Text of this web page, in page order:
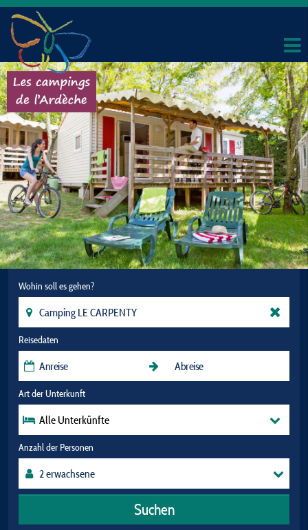
Wohin soll es gehen?
Reisedaten
Art der Unterkunft
Alle Unterkünfte
Anzahl der Personen
Suchen